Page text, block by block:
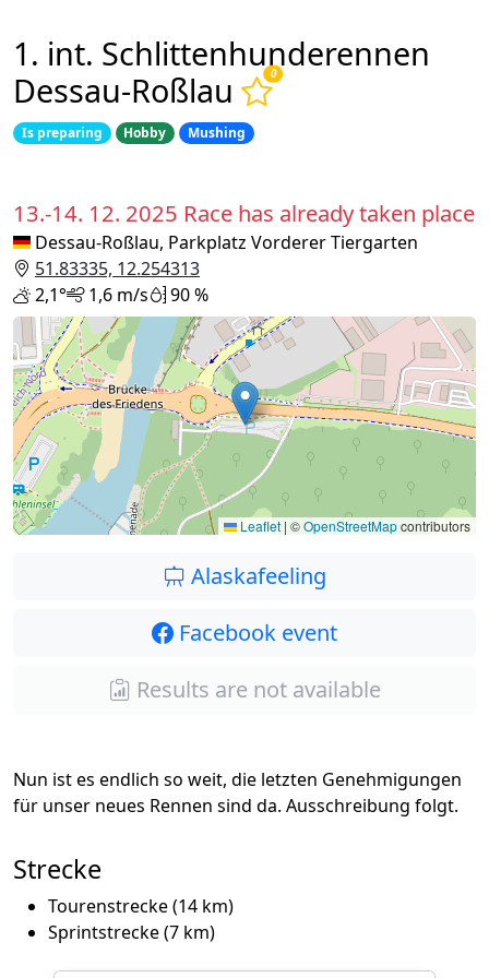
1. int. Schlittenhunderennen
Dessau-Roßlau
0
Is preparing Hobby Mushing
13.-14. 12. 2025 Race has already taken place
Dessau-Roßlau, Parkplatz Vorderer Tiergarten
51.83335, 12.254313
2,1°
1,6 m/s 90 %
Leaflet | ©OpenStreetMapcontributors
Alaskafeeling
Facebook event
Results are not available
Nun ist es endlich so weit, die letzten Genehmigungen
für unser neues Rennen sind da. Ausschreibung folgt.
Strecke
Tourenstrecke (14 km)
Sprintstrecke (7 km)